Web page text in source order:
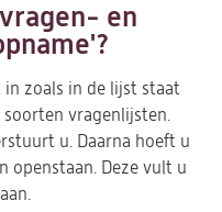
en
zoals in de lijst staat
soorten vragenlijsten.
u. Daarna hoeft u
openstaan. Deze vult u